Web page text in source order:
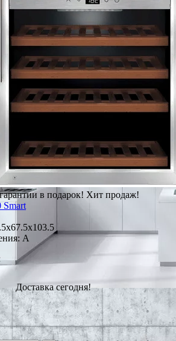
в подарок! Хит продаж!
Smart
A
Доставка сегодня!